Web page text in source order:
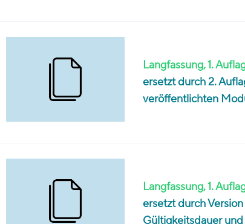
Langfassung, 1.
ersetzt durch 2.
veröffentlichten
Langfassung, 1.
ersetzt durch
Gültigkeitsdauer